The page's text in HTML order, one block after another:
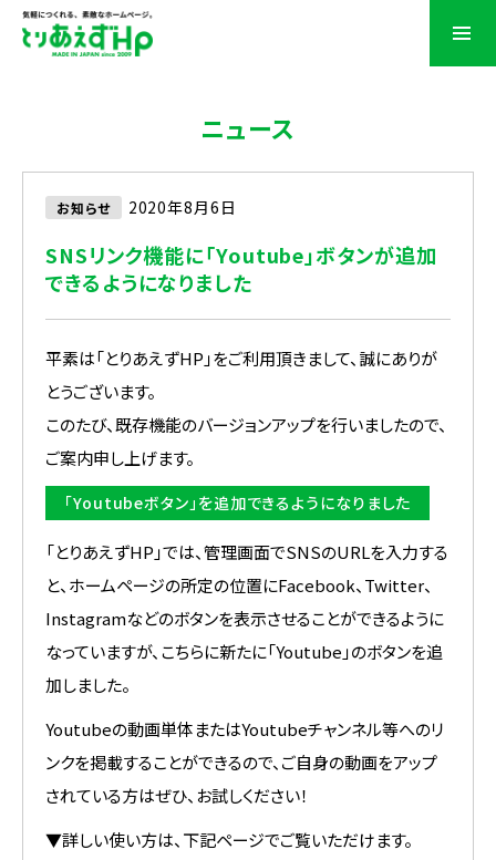
ニュース
お知らせ 2020年8月6日
SNSリンク機能に「Youtube」ボタンが追加
できるようになりました
平素は「とりあえずHP」をご利用頂きまして、誠にありが
とうございます。
このたび、既存機能のバージョンアップを行いましたので、
ご案内申し上げます。
「Youtubeボタン」を追加できるようになりました
「とりあえずHP」では、管理画面でSNSのURLを入力する
と、ホームページの所定の位置にFacebook、Twitter、
Instagramなどのボタンを表示させることができるように
なっていますが、こちらに新たに「Youtube」のボタンを追
加しました。
Youtubeの動画単体またはYoutubeチャンネル等へのリ
ンクを掲載することができるので、ご自身の動画をアップ
されている方はぜひ、お試しください！
▼詳しい使い方は、下記ページでご覧いただけます。